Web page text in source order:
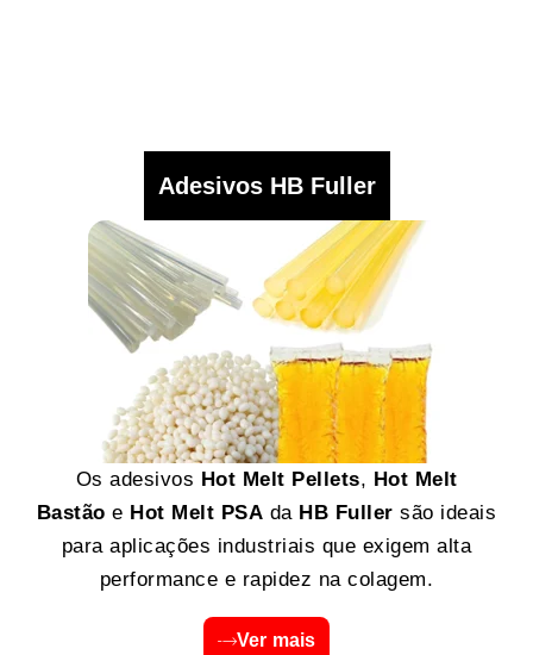
Adesivos HB Fuller
Os adesivos Hot Melt Pellets, Hot Melt
Bastão e Hot Melt PSA da HB Fuller são ideais
para aplicações industriais que exigem alta
performance e rapidez na colagem.
Ver mais